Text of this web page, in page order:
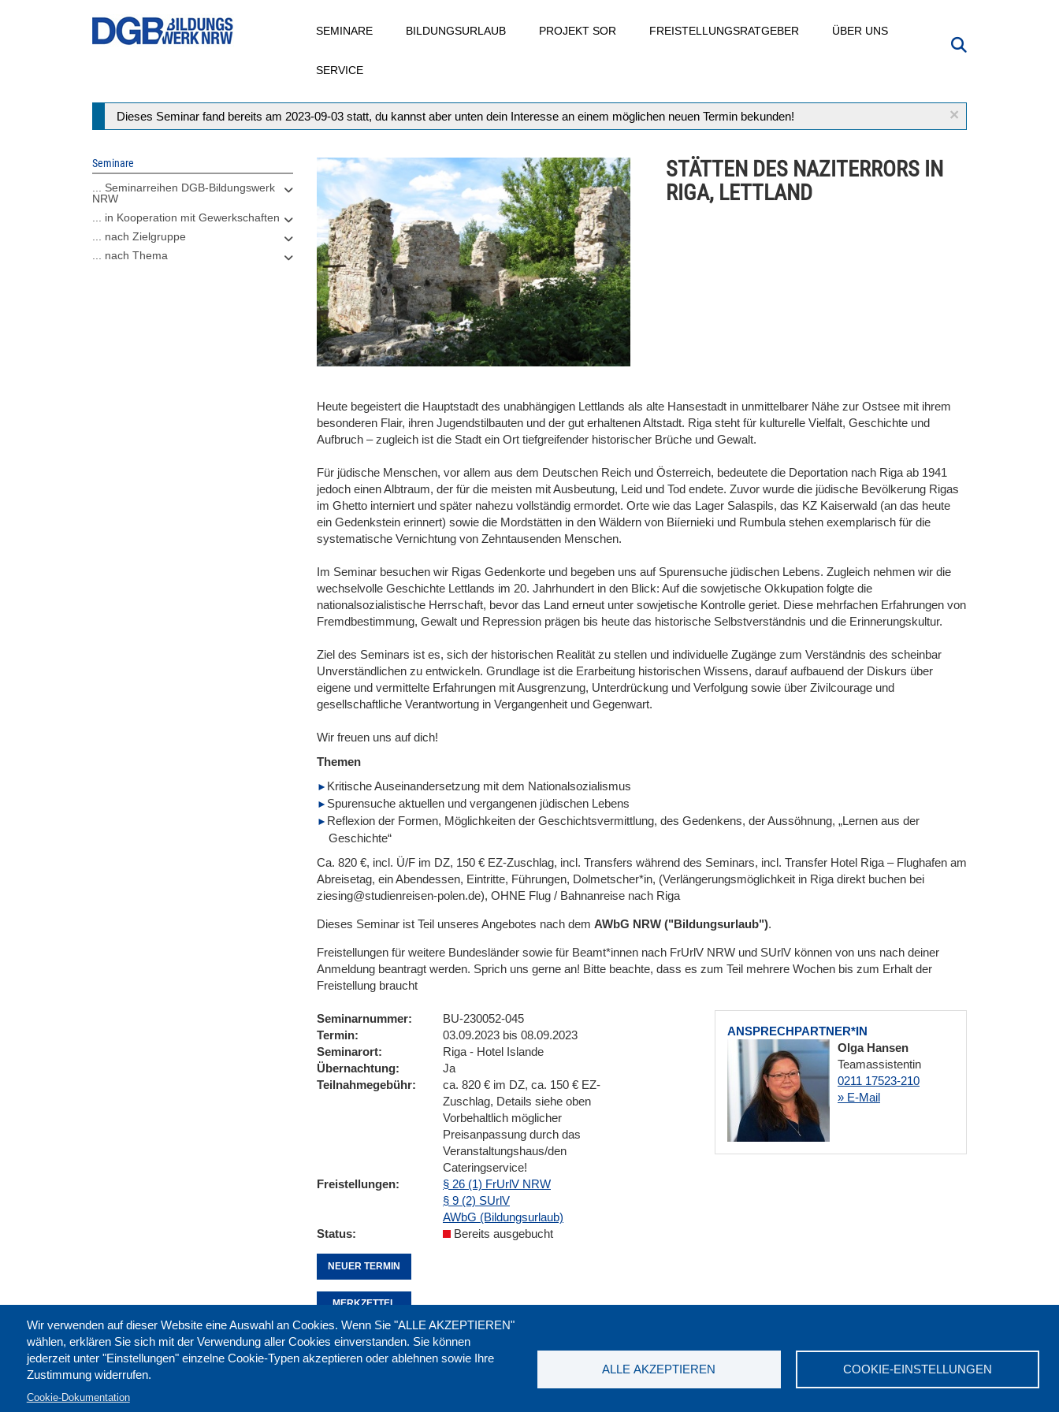
SEMINARE BILDUNGSURLAUB PROJEKT SOR FREISTELLUNGSRATGEBER ÜBER UNS
SERVICE
×
Statusmeldung
Dieses Seminar fand bereits am 2023-09-03 statt, du kannst aber unten dein Interesse an einem möglichen neuen Termin bekunden!
Seminare
... Seminarreihen DGB-Bildungswerk
NRW
... in Kooperation mit Gewerkschaften
... nach Zielgruppe
... nach Thema
STÄTTEN DES NAZITERRORS IN
RIGA, LETTLAND
Heute begeistert die Hauptstadt des unabhängigen Lettlands als alte Hansestadt in unmittelbarer Nähe zur Ostsee mit ihrem
besonderen Flair, ihren Jugendstilbauten und der gut erhaltenen Altstadt. Riga steht für kulturelle Vielfalt, Geschichte und
Aufbruch – zugleich ist die Stadt ein Ort tiefgreifender historischer Brüche und Gewalt.
Für jüdische Menschen, vor allem aus dem Deutschen Reich und Österreich, bedeutete die Deportation nach Riga ab 1941
jedoch einen Albtraum, der für die meisten mit Ausbeutung, Leid und Tod endete. Zuvor wurde die jüdische Bevölkerung Rigas
im Ghetto interniert und später nahezu vollständig ermordet. Orte wie das Lager Salaspils, das KZ Kaiserwald (an das heute
ein Gedenkstein erinnert) sowie die Mordstätten in den Wäldern von Biíernieki und Rumbula stehen exemplarisch für die
systematische Vernichtung von Zehntausenden Menschen.
Im Seminar besuchen wir Rigas Gedenkorte und begeben uns auf Spurensuche jüdischen Lebens. Zugleich nehmen wir die
wechselvolle Geschichte Lettlands im 20. Jahrhundert in den Blick: Auf die sowjetische Okkupation folgte die
nationalsozialistische Herrschaft, bevor das Land erneut unter sowjetische Kontrolle geriet. Diese mehrfachen Erfahrungen von
Fremdbestimmung, Gewalt und Repression prägen bis heute das historische Selbstverständnis und die Erinnerungskultur.
Ziel des Seminars ist es, sich der historischen Realität zu stellen und individuelle Zugänge zum Verständnis des scheinbar
Unverständlichen zu entwickeln. Grundlage ist die Erarbeitung historischen Wissens, darauf aufbauend der Diskurs über
eigene und vermittelte Erfahrungen mit Ausgrenzung, Unterdrückung und Verfolgung sowie über Zivilcourage und
gesellschaftliche Verantwortung in Vergangenheit und Gegenwart.
Wir freuen uns auf dich!
Themen
Kritische Auseinandersetzung mit dem Nationalsozialismus
Spurensuche aktuellen und vergangenen jüdischen Lebens
Reflexion der Formen, Möglichkeiten der Geschichtsvermittlung, des Gedenkens, der Aussöhnung, „Lernen aus der
Geschichte“
Ca. 820 €, incl. Ü/F im DZ, 150 € EZ-Zuschlag, incl. Transfers während des Seminars, incl. Transfer Hotel Riga – Flughafen am
Abreisetag, ein Abendessen, Eintritte, Führungen, Dolmetscher*in, (Verlängerungsmöglichkeit in Riga direkt buchen bei
ziesing@studienreisen-polen.de), OHNE Flug / Bahnanreise nach Riga
Dieses Seminar ist Teil unseres Angebotes nach dem AWbG NRW ("Bildungsurlaub").
Freistellungen für weitere Bundesländer sowie für Beamt*innen nach FrUrlV NRW und SUrlV können von uns nach deiner
Anmeldung beantragt werden. Sprich uns gerne an! Bitte beachte, dass es zum Teil mehrere Wochen bis zum Erhalt der
Freistellung braucht
ANSPRECHPARTNER*IN
Olga Hansen
Teamassistentin
0211 17523-210
» E-Mail
Seminarnummer
BU-230052-045
Termin
03.09.2023 bis 08.09.2023
Seminarort
Riga - Hotel Islande
Übernachtung
Ja
Teilnahmegebühr
ca. 820 € im DZ, ca. 150 € EZ-
Zuschlag, Details siehe oben
Vorbehaltlich möglicher
Preisanpassung durch das
Veranstaltungshaus/den
Cateringservice!
Freistellungen
§ 26 (1) FrUrlV NRW
§ 9 (2) SUrlV
AWbG (Bildungsurlaub)
Status
Bereits ausgebucht
NEUER TERMIN
MERKZETTEL
Wir verwenden auf dieser Website eine Auswahl an Cookies. Wenn Sie "ALLE AKZEPTIEREN"
wählen, erklären Sie sich mit der Verwendung aller Cookies einverstanden. Sie können
jederzeit unter "Einstellungen" einzelne Cookie-Typen akzeptieren oder ablehnen sowie Ihre
Zustimmung widerrufen.
Cookie-Dokumentation
COOKIE-EINSTELLUNGEN
ALLE AKZEPTIEREN
Diese Seite empfehlen: drucken: merken: